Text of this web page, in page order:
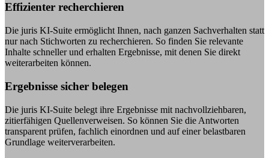
Effizienter recherchieren
Die juris KI-Suite ermöglicht Ihnen, nach ganzen Sachverhalten statt
nur nach Stichworten zu recherchieren. So finden Sie relevante
Inhalte schneller und erhalten Ergebnisse, mit denen Sie direkt
weiterarbeiten können.
Ergebnisse sicher belegen
Die juris KI-Suite belegt ihre Ergebnisse mit nachvollziehbaren,
zitierfähigen Quellenverweisen. So können Sie die Antworten
transparent prüfen, fachlich einordnen und auf einer belastbaren
Grundlage weiterverarbeiten.